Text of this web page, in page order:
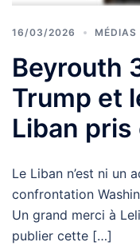
16/03/2026 MÉDIAS
Beyrouth
Trump et
Liban pris
Le Liban n’est ni un
confrontation
Un grand merci à
publier cette […]